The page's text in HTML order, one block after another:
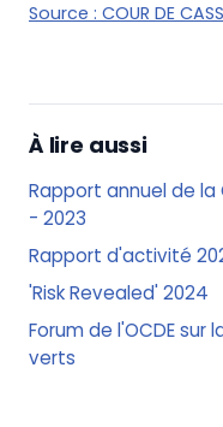
Source : COUR DE
À lire aussi
Rapport annuel de la
- 2023
Rapport d'activité
'Risk Revealed' 2024
Forum de l'OCDE
verts